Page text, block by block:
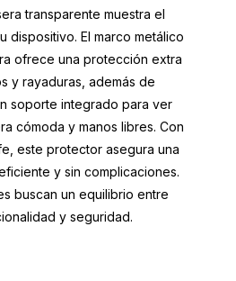
transparente muestra el
dispositivo. El marco metálico
ofrece una protección extra
y rayaduras, además de
soporte integrado para ver
cómoda y manos libres. Con
este protector asegura una
y sin complicaciones.
buscan un equilibrio entre
y seguridad.